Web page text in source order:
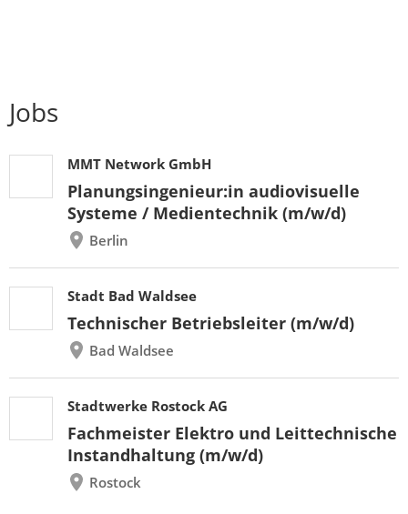
Jobs
MMT Network GmbH
Planungsingenieur:in audiovisuelle
Systeme / Medientechnik (m/w/d)
Berlin
Stadt Bad Waldsee
Technischer Betriebsleiter (m/w/d)
Bad Waldsee
Stadtwerke Rostock AG
Fachmeister Elektro und Leittechnische
Instandhaltung (m/w/d)
Rostock